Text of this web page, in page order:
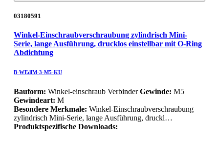
03180591
Winkel-Einschraubverschraubung zylindrisch Mini-
Serie, lange Ausführung, drucklos einstellbar mit O-Ring
Abdichtung
B-WEdlM-3-M5-KU
Bauform: Winkel-einschraub VerbinderGewinde: M5
Gewindeart: M
Besondere Merkmale: Winkel-Einschraubverschraubung
zylindrisch Mini-Serie, lange Ausführung, druckl…
Produktspezifische Downloads: